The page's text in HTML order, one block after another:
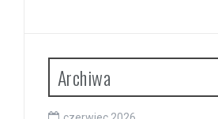
Archiwa